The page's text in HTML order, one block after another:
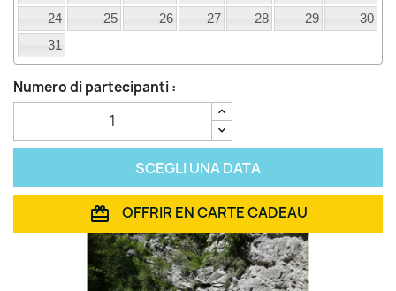
24
25 26 27 28 29
30
31
Numero di partecipanti :
SCEGLI UNA DATA
 OFFRIR EN CARTE CADEAU